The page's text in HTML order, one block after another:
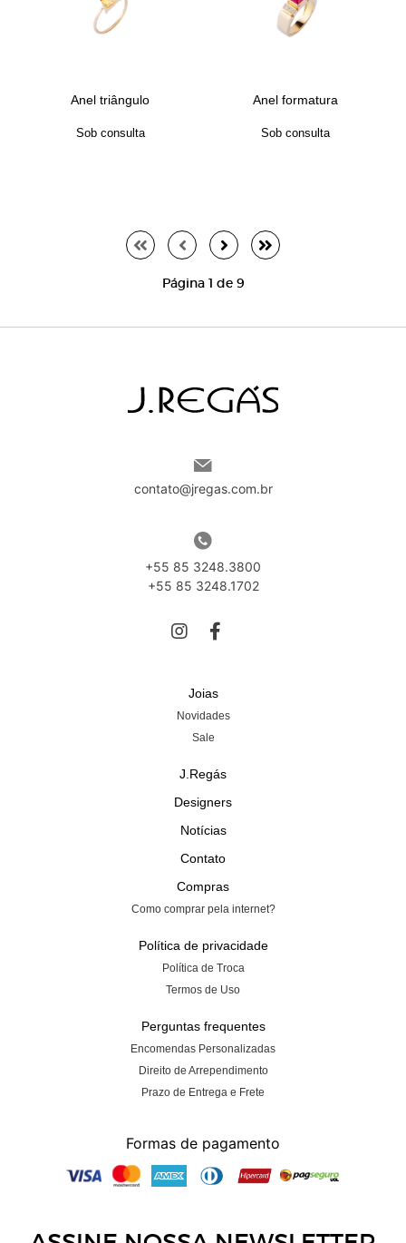
Anel triângulo
Sob consulta
Anel formatura
Sob consulta
Página 1 de 9
contato@jregas.com.br
+55 85 3248.3800
+55 85 3248.1702
Joias
Novidades
Sale
J.Regás
Designers
Notícias
Contato
Compras
Como comprar pela internet?
Política de privacidade
Política de Troca
Termos de Uso
Perguntas frequentes
Encomendas Personalizadas
Direito de Arrependimento
Prazo de Entrega e Frete
Formas de pagamento